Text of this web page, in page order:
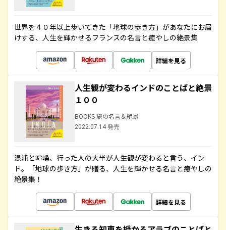
世界を４０年以上歩いてきた「地球の歩き方」があなたにお届
けする、人生を輝かせるフランスの名言と癒やしの絶景集
詳細を見る
人生観が変わるインドのことばと絶景
１００
BOOKS 旅の名言＆絶景
2022.07.14 発売
混沌と喧噪、行った人の大半が人生観が変わると言う、イン
ド。「地球の歩き方」が贈る、人生を輝かせる名言と癒やしの
絶景集！
詳細を見る